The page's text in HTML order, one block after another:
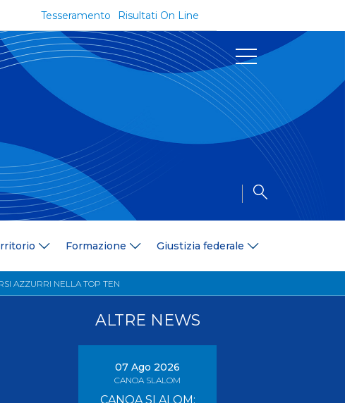
Risultati On Line
Tesseramento
Formazione Giustizia federale
AZZURRI NELLA TOP TEN
Documenti
Regolamenti e Codici
Delibere
Amministrazione Trasparente
Formazione
Pagaia Azzurra
Nuova Canoa Ricerca
Canoa Kayak on-line
Convegni e Documenti
ALTRE NEWS
07 Ago 2026
CANOA SLALOM
CANOA SLALOM: